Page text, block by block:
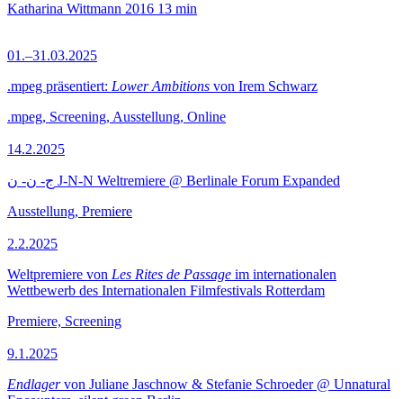
Katharina Wittmann 2016 13 min
01.–31.03.2025
.mpeg präsentiert: Lower Ambitions von Irem Schwarz
.mpeg, Screening, Ausstellung, Online
14.2.2025
ج- ن- ن J-N-N Weltremiere @ Berlinale Forum Expanded
Ausstellung, Premiere
2.2.2025
Weltpremiere von Les Rites de Passage im internationalen
Wettbewerb des Internationalen Filmfestivals Rotterdam
Premiere, Screening
9.1.2025
Endlagervon Juliane Jaschnow & Stefanie Schroeder @ Unnatural